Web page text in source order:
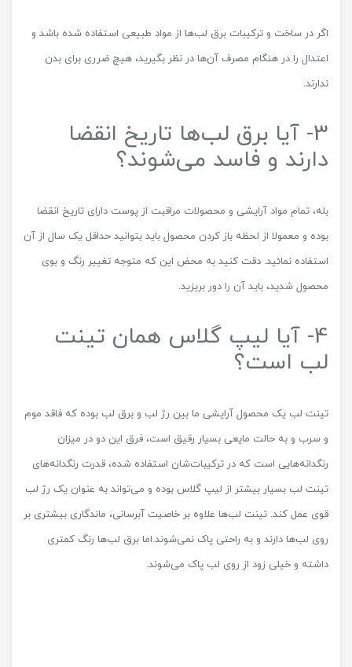
اگر در ساخت و ترکیبات برق لب‌ها از مواد طبیعی استفاده شده باشد و
اعتدال را در هنگام مصرف آن‌ها در نظر بگیرید، هیچ ضرری برای بدن
ندارند.
3- آیا برق لب‌ها تاریخ انقضا
دارند و فاسد می‌شوند؟
بله، تمام مواد آرایشی و محصولات مراقبت از پوست دارای تاریخ انقضا
بوده و معمولا از لحظه باز کردن محصول باید بتوانید حداقل یک سال از آن
استفاده نمائید. دقت کنید به محض این که متوجه تغییر رنگ و بوی
محصول شدید، باید آن را دور بریزید.
4- آیا لیپ گلاس همان تینت
لب است؟
تینت لب یک محصول آرایشی ما بین رژ لب و برق لب بوده که فاقد موم
و سرب و به حالت مایعی بسیار رقیق است، فرق این دو در میزان
رنگدانه‌هایی است که در ترکیبات‌شان استفاده شده، قدرت رنگدانه‌های
تینت لب بسیار بیشتر از لیپ گلاس بوده و می‌تواند به عنوان یک رژ لب
قوی عمل کند. تینت‌ لب‌ها علاوه بر خاصیت آبرسانی، ماندگاری بیشتری بر
روی لب‌ها دارند و به راحتی پاک نمی‌شوند.اما برق لب‌ها رنگ کمتری
داشته و خیلی زود از روی لب پاک می‌شوند.